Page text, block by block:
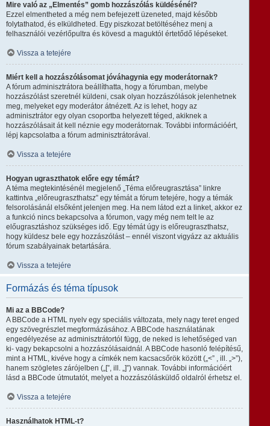
Mire való az „Elmentés” gomb hozzászólás küldésénél?
Ezzel elmentheted a még nem befejezett üzeneted, majd később
folytathatod, és elküldheted. Egy piszkozat betöltéséhez menj a
felhasználói vezérlőpultra és kövesd a maguktól értetődő lépéseket.
Vissza a tetejére
Miért kell a hozzászólásomat jóváhagynia egy moderátornak?
A fórum adminisztrátora beállíthatta, hogy a fórumban, melybe
hozzászólást szeretnél küldeni, csak olyan hozzászólások jelenhetnek
meg, melyeket egy moderátor átnézett. Az is lehet, hogy az
adminisztrátor egy olyan csoportba helyezett téged, akiknek a
hozzászólásait át kell néznie egy moderátornak. További információért,
lépj kapcsolatba a fórum adminisztrátorával.
Vissza a tetejére
Hogyan ugraszthatok előre egy témát?
A téma megtekintésénél megjelenő „Téma előreugrasztása” linkre
kattintva „előreugraszthatsz” egy témát a fórum tetejére, hogy a témák
felsorolásánál elsőként jelenjen meg. Ha nem látod ezt a linket, akkor ez
a funkció nincs bekapcsolva a fórumon, vagy még nem telt le az
előugrasztáshoz szükséges idő. Egy témát úgy is előreugraszthatsz,
hogy küldesz bele egy hozzászólást – ennél viszont vigyázz az aktuális
fórum szabályainak betartására.
Vissza a tetejére
Formázás és téma típusok
Mi az a BBCode?
A BBCode a HTML nyelv egy speciális változata, mely nagy teret enged
egy szövegrészlet megformázásához. A BBCode használatának
engedélyezése az adminisztrátortól függ, de neked is lehetőséged van
ki- vagy bekapcsolni a hozzászólásaidnál. A BBCode hasonló felépítésű,
mint a HTML, kivéve hogy a címkék nem kacsacsőrök között („<” , ill. „>”),
hanem szögletes zárójelben („[”, ill. „]”) vannak. További információért
lásd a BBCode útmutatót, melyet a hozzászólásküldő oldalról érhetsz el.
Vissza a tetejére
Használhatok HTML-t?